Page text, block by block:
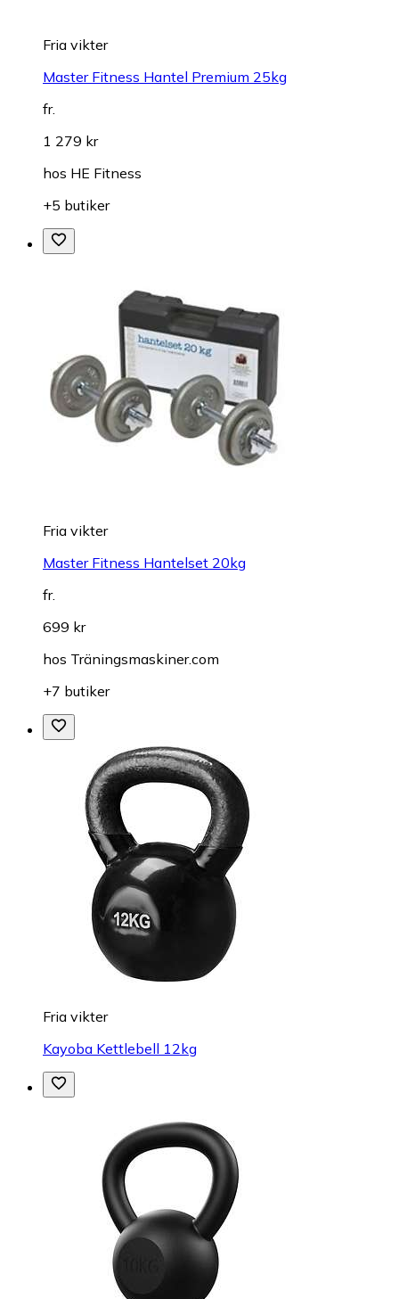
Fria vikter
Master Fitness Hantel Premium 25kg
fr.
1 279 kr
hos HE Fitness
+5 butiker
Fria vikter
Master Fitness Hantelset 20kg
fr.
699 kr
hos Träningsmaskiner.com
+7 butiker
Fria vikter
Kayoba Kettlebell 12kg